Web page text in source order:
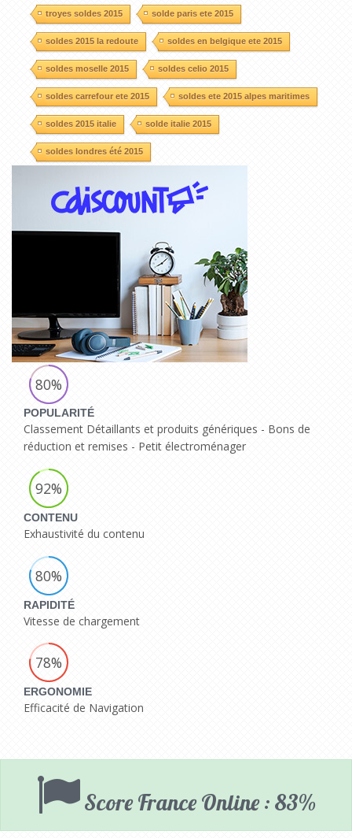
troyes soldes 2015 solde paris ete 2015
soldes 2015 la redoute soldes en belgique ete 2015
soldes moselle 2015 soldes celio 2015
soldes carrefour ete 2015 soldes ete 2015 alpes maritimes
soldes 2015 italie solde italie 2015
soldes londres été 2015
80%
POPULARITÉ
Classement Détaillants et produits génériques - Bons de
réduction et remises - Petit électroménager
92%
CONTENU
Exhaustivité du contenu
80%
RAPIDITÉ
Vitesse de chargement
78%
ERGONOMIE
Efficacité de Navigation
Score France Online : 83%